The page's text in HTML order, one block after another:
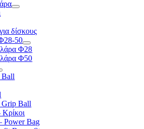
δίσκους
50
Φ28
Φ50
Ball
Grip Ball
Κρίκοι
Power Bag